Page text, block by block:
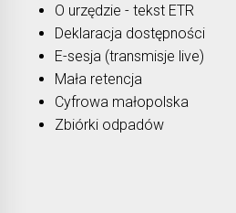
O urzędzie - tekst ETR
Deklaracja dostępności
E-sesja (transmisje live)
Mała retencja
Cyfrowa małopolska
Zbiórki odpadów